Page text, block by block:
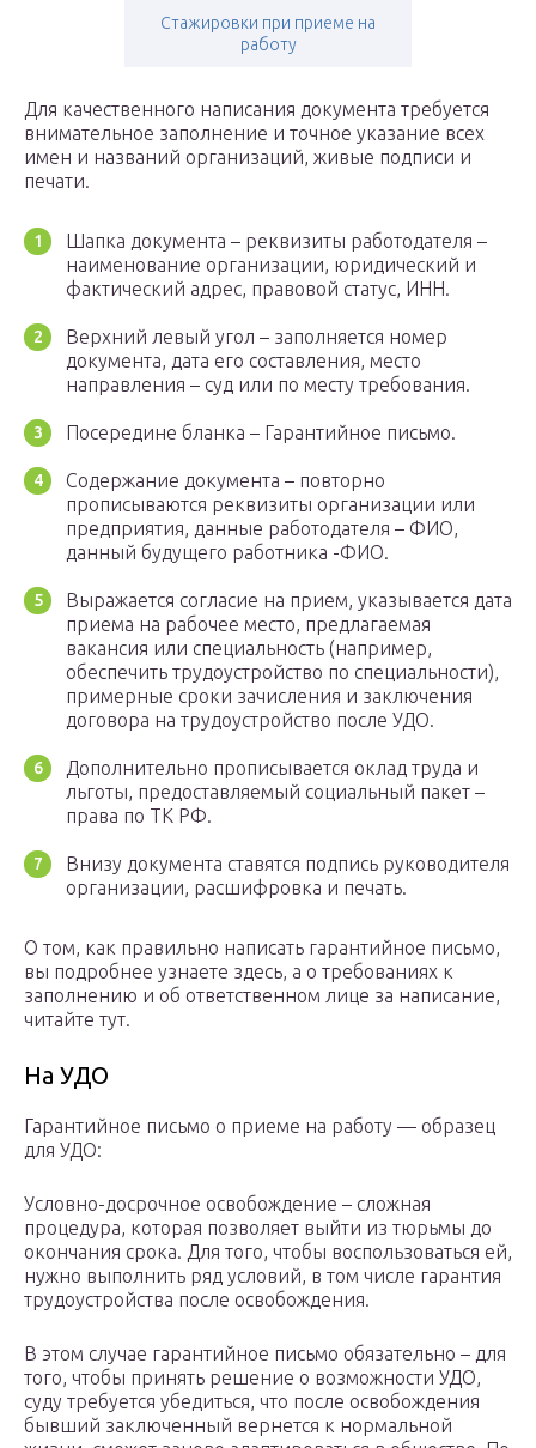
Стажировки при приеме на
работу
Для качественного написания документа требуется
внимательное заполнение и точное указание всех
имен и названий организаций, живые подписи и
печати.
Шапка документа – реквизиты работодателя –
наименование организации, юридический и
фактический адрес, правовой статус, ИНН.
Верхний левый угол – заполняется номер
документа, дата его составления, место
направления – суд или по месту требования.
Посередине бланка – Гарантийное письмо.
Содержание документа – повторно
прописываются реквизиты организации или
предприятия, данные работодателя – ФИО,
данный будущего работника -ФИО.
Выражается согласие на прием, указывается дата
приема на рабочее место, предлагаемая
вакансия или специальность (например,
обеспечить трудоустройство по специальности),
примерные сроки зачисления и заключения
договора на трудоустройство после УДО.
Дополнительно прописывается оклад труда и
льготы, предоставляемый социальный пакет –
права по ТК РФ.
Внизу документа ставятся подпись руководителя
организации, расшифровка и печать.
О том, как правильно написать гарантийное письмо,
вы подробнее узнаете здесь, а о требованиях к
заполнению и об ответственном лице за написание,
читайте тут.
На УДО
Гарантийное письмо о приеме на работу — образец
для УДО:
Условно-досрочное освобождение – сложная
процедура, которая позволяет выйти из тюрьмы до
окончания срока. Для того, чтобы воспользоваться ей,
нужно выполнить ряд условий, в том числе гарантия
трудоустройства после освобождения.
В этом случае гарантийное письмо обязательно – для
того, чтобы принять решение о возможности УДО,
суду требуется убедиться, что после освобождения
бывший заключенный вернется к нормальной